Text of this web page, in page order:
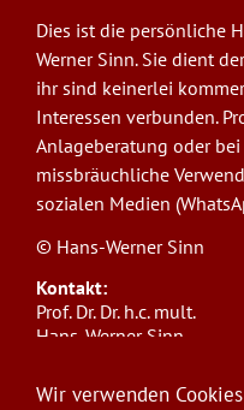
Dies ist die persönliche
Werner Sinn. Sie dient
ihr sind keinerlei
Interessen verbunden.
Anlageberatung oder
missbräuchliche
sozialen Medien
© Hans-Werner Sinn
Kontakt:
Prof. Dr. Dr. h.c. mult.
Hans-Werner Sinn,
ifo Institut
Wir verwenden